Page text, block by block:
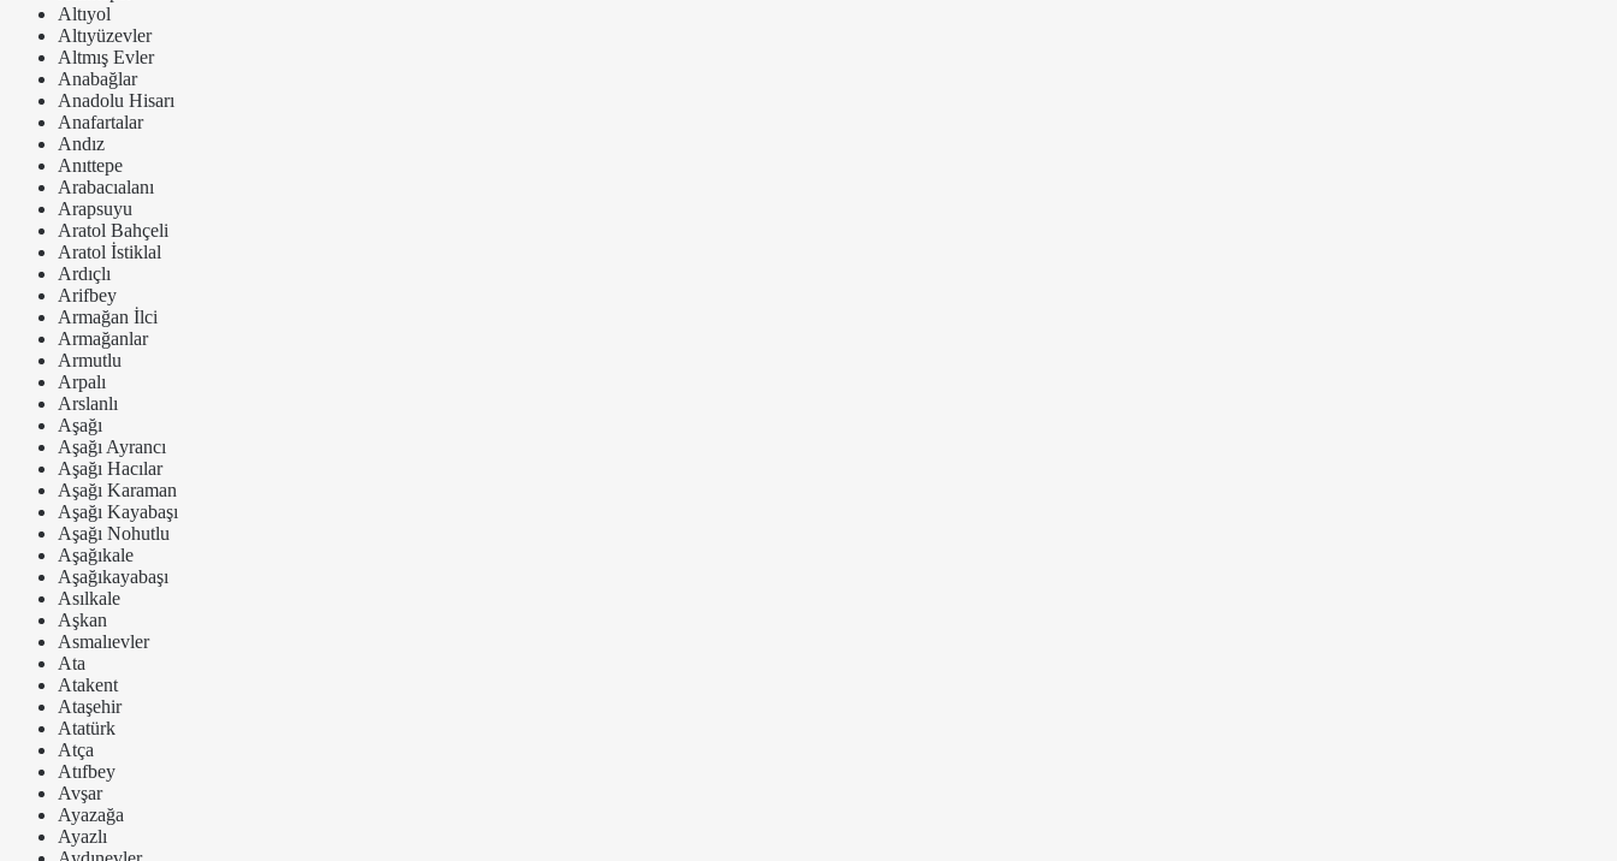
Altıyol
Altıyüzevler
Altmış Evler
Anabağlar
Anadolu Hisarı
Anafartalar
Andız
Anıttepe
Arabacıalanı
Arapsuyu
Aratol Bahçeli
Aratol İstiklal
Ardıçlı
Arifbey
Armağan İlci
Armağanlar
Armutlu
Arpalı
Arslanlı
Aşağı
Aşağı Ayrancı
Aşağı Hacılar
Aşağı Karaman
Aşağı Kayabaşı
Aşağı Nohutlu
Aşağıkale
Aşağıkayabaşı
Asılkale
Aşkan
Asmalıevler
Ata
Atakent
Ataşehir
Atatürk
Atça
Atıfbey
Avşar
Ayazağa
Ayazlı